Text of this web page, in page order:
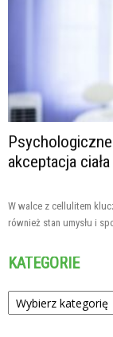
akceptacja
W walce z cellulitem
również stan umysłu i
KATEGORIE
Kategorie